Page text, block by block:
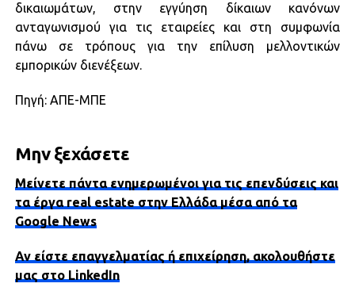
δικαιωμάτων, στην εγγύηση δίκαιων κανόνων
ανταγωνισμού για τις εταιρείες και στη συμφωνία
πάνω σε τρόπους για την επίλυση μελλοντικών
εμπορικών διενέξεων.
Πηγή: ΑΠΕ-ΜΠΕ
Μην ξεχάσετε
Μείνετε πάντα ενημερωμένοι για τις επενδύσεις και
τα έργα real estate στην Ελλάδα μέσα από τα
Google News
Αν είστε επαγγελματίας ή επιχείρηση, ακολουθήστε
μας στο LinkedIn